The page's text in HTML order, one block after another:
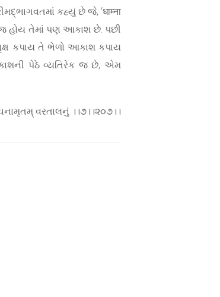
કહ્યું છે જે, ‘धाम्ना
હોય તેમાં પણ આકાશ છે. પછી
કપાય તે ભેળો આકાશ કપાય
પેઠે વ્યતિરેક જ છે, એમ
વરતાલનું ।।૭।।૨૦૭।।